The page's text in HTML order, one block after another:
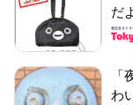
だ
わ